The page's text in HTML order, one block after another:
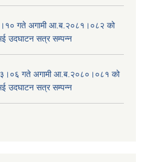
गते अगामी आ.ब.२०८१।०८२ को
उदघाटन सत्र सम्पन्न
गते अगामी आ.ब.२०८०।०८१ को
उदघाटन सत्र सम्पन्न